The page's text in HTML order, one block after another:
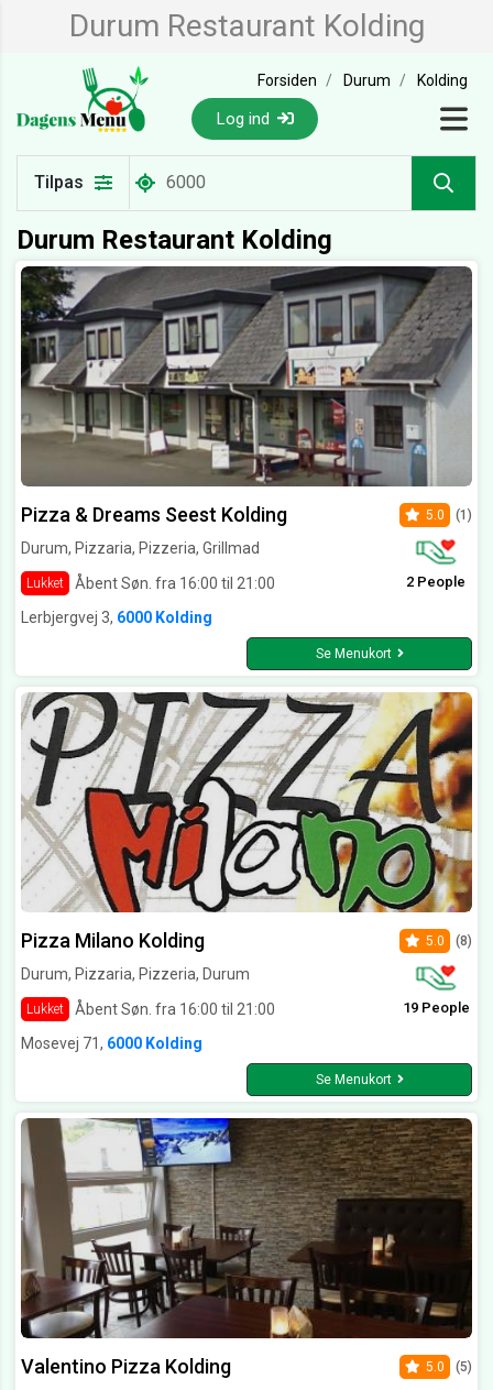
Durum Restaurant Kolding
Forsiden Durum Kolding
Log ind
Tilpas
Durum Restaurant Kolding
Pizza & Dreams Seest Kolding
Durum, Pizzaria, Pizzeria, Grillmad
Lukket Åbent Søn. fra 16:00 til 21:00
5.0 (1)
2 People
Lerbjergvej 3, 6000 Kolding
Se Menukort
Pizza Milano Kolding
Durum, Pizzaria, Pizzeria, Durum
Lukket Åbent Søn. fra 16:00 til 21:00
5.0 (8)
19 People
Mosevej 71, 6000 Kolding
Se Menukort
Valentino Pizza Kolding 5.0 (5)